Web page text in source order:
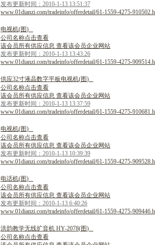
发布更新时间：2010-1-13 13:51:37
www.01dianzi.com/tradeinfo/offerdetail/61-1559-4275-
电视机(图)
公司名称点击查看
该会员所有供应信息 查看该会员企业网站
发布更新时间：2010-1-13 13:43:26
www.01dianzi.com/tradeinfo/offerdetail/61-1559-4275-
供应32寸液晶数字平板电视机(图)
公司名称点击查看
该会员所有供应信息 查看该会员企业网站
发布更新时间：2010-1-13 13:37:59
www.01dianzi.com/tradeinfo/offerdetail/61-1559-4275-
电视机(图)
公司名称点击查看
该会员所有供应信息 查看该会员企业网站
发布更新时间：2010-1-13 10:39:39
www.01dianzi.com/tradeinfo/offerdetail/61-1559-4275-
电话机(图)
公司名称点击查看
该会员所有供应信息 查看该会员企业网站
发布更新时间：2010-1-13 6:40:26
www.01dianzi.com/tradeinfo/offerdetail/61-1559-4275-
洪韵教学无线扩音机 HY-2078(图)
公司名称点击查看